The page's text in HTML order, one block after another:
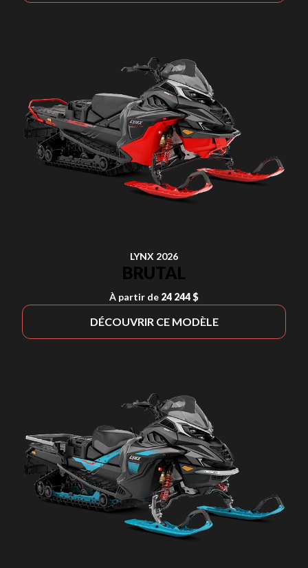
LYNX 2026
BRUTAL
À partir de 24 244 $
DÉCOUVRIR CE MODÈLE